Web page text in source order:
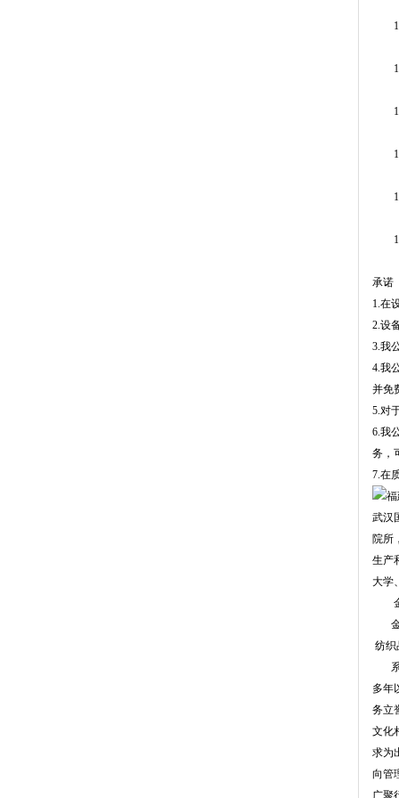
12
13
14
15
16
17
承诺
1.在
2.设
3.我
4.我
并免
5.对
6.我
务，
7.在
武汉
院所
生产
大学
金
金
纺织
系
多年
务立
文化
求为
向管
广聚